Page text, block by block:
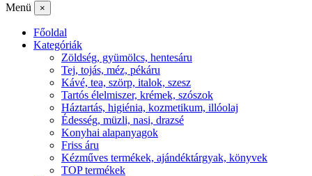
Menü ×
Főoldal
Kategóriák
Zöldség, gyümölcs, hentesáru
Tej, tojás, méz, pékáru
Kávé, tea, szörp, italok, szesz
Tartós élelmiszer, krémek, szószok
Háztartás, higiénia, kozmetikum, illóolaj
Édesség, müzli, nasi, drazsé
Konyhai alapanyagok
Friss áru
Kézműves termékek, ajándéktárgyak, könyvek
TOP termékek